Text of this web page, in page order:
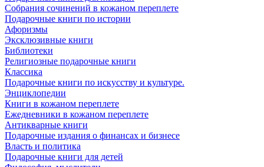
Собрания сочинений в кожаном переплете
Подарочные книги по истории
Афоризмы
Эксклюзивные книги
Библиотеки
Религиозные подарочные книги
Классика
Подарочные книги по искусству и культуре.
Энциклопедии
Книги в кожаном переплете
Ежедневники в кожаном переплете
Антикварные книги
Подарочные издания о финансах и бизнесе
Власть и политика
Подарочные книги для детей